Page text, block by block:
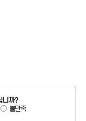
니까?
불만족